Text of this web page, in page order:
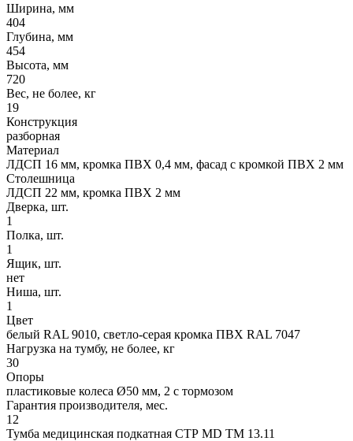
Ширина, мм
404
Глубина, мм
454
Высота, мм
720
Вес, не более, кг
19
Конструкция
разборная
Материал
ЛДСП 16 мм, кромка ПВХ 0,4 мм, фасад с кромкой ПВХ 2 мм
Столешница
ЛДСП 22 мм, кромка ПВХ 2 мм
Дверка, шт.
1
Полка, шт.
1
Ящик, шт.
нет
Ниша, шт.
1
Цвет
белый RAL 9010, светло-серая кромка ПВХ RAL 7047
Нагрузка на тумбу, не более, кг
30
Опоры
пластиковые колеса Ø50 мм, 2 с тормозом
Гарантия производителя, мес.
12
Тумба медицинская подкатная СТР MD TM 13.11